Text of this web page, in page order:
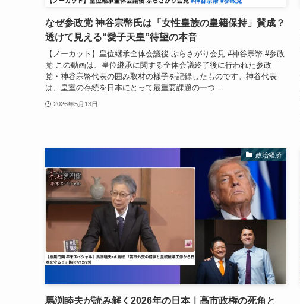
なぜ参政党 神谷宗幣氏は「女性皇族の皇籍保持」賛成？
透けて見える“愛子天皇”待望の本音
【ノーカット】皇位継承全体会議後 ぶらさがり会見 #神谷宗幣 #参政
党 この動画は、皇位継承に関する全体会議終了後に行われた参政
党・神谷宗幣代表の囲み取材の様子を記録したものです。神谷代表
は、皇室の存続を日本にとって最重要課題の一つ...
2026年5月13日
政治経済
馬渕睦夫が読み解く2026年の日本｜高市政権の死角と